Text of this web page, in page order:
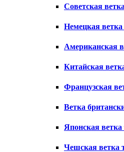
Советская
Немецкая ветка
Американская
Китайская
Французская
Ветка
Японская ветка
Чешская ветка